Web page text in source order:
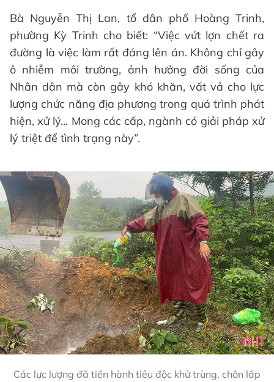
Bà Nguyễn Thị Lan, tổ dân phố Hoàng Trinh,
phường Kỳ Trinh cho biết: “Việc vứt lợn chết ra
đường là việc làm rất đáng lên án. Không chỉ gây
ô nhiễm môi trường, ảnh hưởng đời sống của
Nhân dân mà còn gây khó khăn, vất vả cho lực
lượng chức năng địa phương trong quá trình phát
hiện, xử lý... Mong các cấp, ngành có giải pháp xử
lý triệt để tình trạng này”.
Các lực lượng đã tiến hành tiêu độc khử trùng, chôn lấp